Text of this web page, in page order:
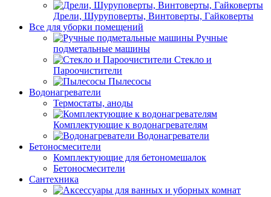
Дрели, Шуруповерты, Винтоверты, Гайковерты
Все для уборки помещений
Ручные
подметальные машины
Стекло и
Пароочистители
Пылесосы
Водонагреватели
Термостаты, аноды
Комплектующие к водонагревателям
Водонагреватели
Бетоносмесители
Комплектующие для бетономешалок
Бетоносмесители
Сантехника